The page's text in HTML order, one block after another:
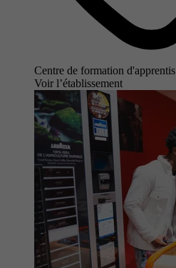
Centre de formation d'apprentis
Voir l’établissement